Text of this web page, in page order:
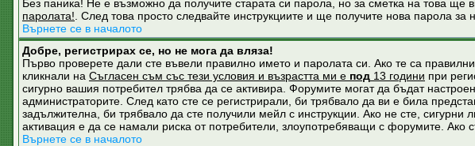
Без паника! Не е възможно да получите старата си парола, но за сметка на това
паролата! . След това просто следвайте инструкциите и ще получите нова парола за
Върнете се в началото
Добре, регистрирах се, но не мога да вляза!
Първо проверете дали сте въвели правилно името и паролата си. Ако те са
кликнали на Съгласен съм със тези условия и възрастта ми е под 13 години при
сигурно вашия потребител трябва да се активира. Форумите могат да бъдат
администраторите. След като сте се регистрирали, би трябвало да ви е била
задължителна, би трябвало да сте получили мейл с инструкции. Ако не сте,
активация е да се намали риска от потребители, злоупотребяващи с форумите. Ако
Върнете се в началото